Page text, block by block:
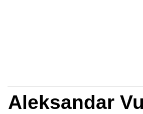
Aleksandar